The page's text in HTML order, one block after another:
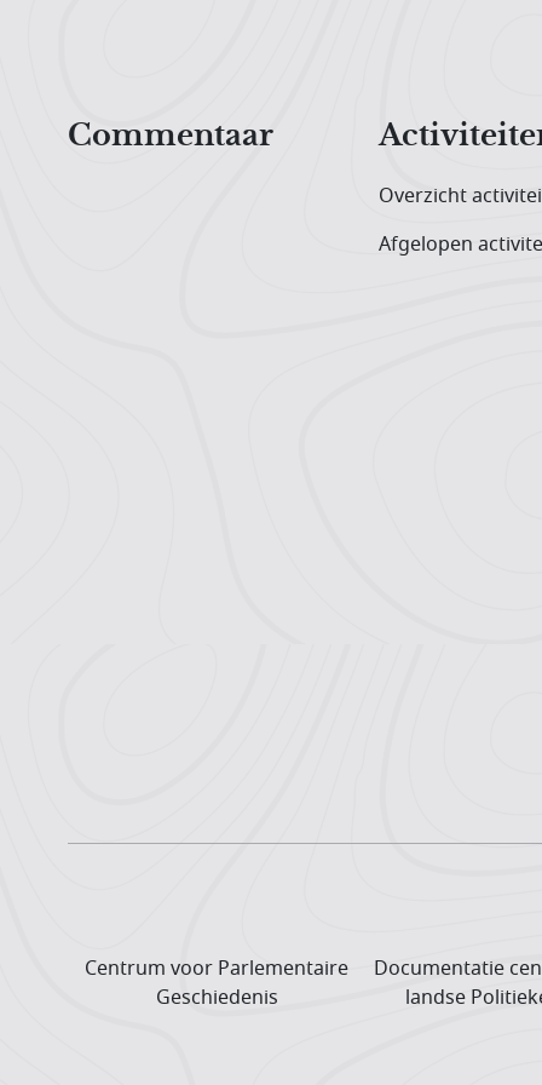
Commentaar
Overzicht
Afgelopen
Centrum voor Parlementaire
Geschiedenis
Documentatie
landse